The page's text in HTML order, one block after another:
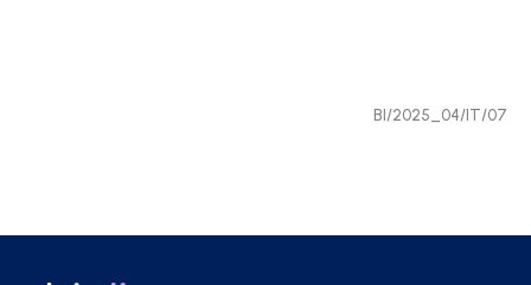
BI/2025_04/IT/07